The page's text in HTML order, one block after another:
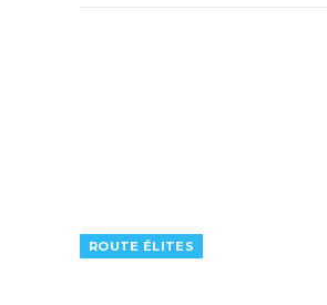
ROUTE ÉLITES